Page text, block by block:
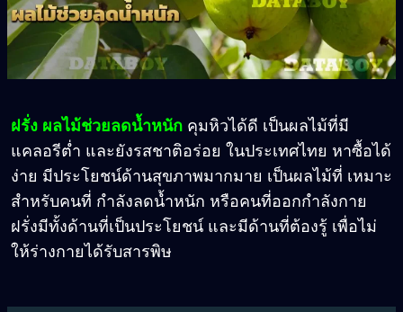
ฝรั่ง ผลไม้ช่วยลดน้ำหนัก คุมหิวได้ดี เป็นผลไม้ที่มี
แคลอรีต่ำ และยังรสชาติอร่อย ในประเทศไทย หาซื้อได้
ง่าย มีประโยชน์ด้านสุขภาพมากมาย เป็นผลไม้ที่ เหมาะ
สำหรับคนที่ กำลังลดน้ำหนัก หรือคนที่ออกกำลังกาย
ฝรั่งมีทั้งด้านที่เป็นประโยชน์ และมีด้านที่ต้องรู้ เพื่อไม่
ให้ร่างกายได้รับสารพิษ